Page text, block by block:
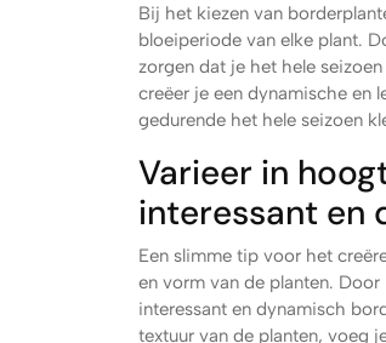
Bij het kiezen van
bloeiperiode van elke plant.
zorgen dat je het hele
creëer je een dynamische en
gedurende het hele seizoen
Varieer in
interessant en
Een slimme tip voor het
en vorm van de planten.
interessant en dynamisch
textuur van de planten, voeg